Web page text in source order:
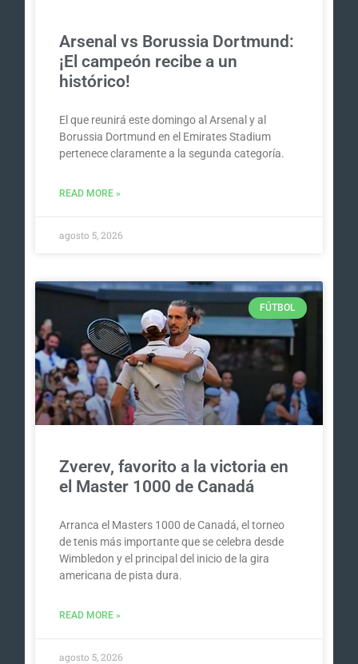
Arsenal vs Borussia Dortmund:
¡El campeón recibe a un
histórico!
El que reunirá este domingo al Arsenal y al
Borussia Dortmund en el Emirates Stadium
pertenece claramente a la segunda categoría.
READ MORE »
agosto 5, 2026
FÚTBOL
Zverev, favorito a la victoria en
el Master 1000 de Canadá
Arranca el Masters 1000 de Canadá, el torneo
de tenis más importante que se celebra desde
Wimbledon y el principal del inicio de la gira
americana de pista dura.
READ MORE »
agosto 5, 2026